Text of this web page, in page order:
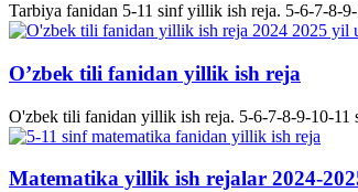
Tarbiya fanidan 5-11 sinf yillik ish reja. 5-6-7-8-
O’zbek tili fanidan yillik ish reja
O'zbek tili fanidan yillik ish reja. 5-6-7-8-9-10-
Matematika yillik ish rejalar 2024-